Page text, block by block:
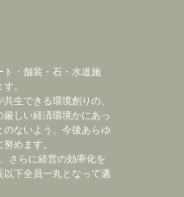
・舗装・石・水道施
。
生できる環境創りの、
しい経済環境かにあっ
ないよう、今後あらゆ
めます。
さらに経営の効率化を
下全員一丸となって邁